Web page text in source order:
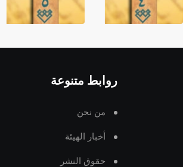
روابط متنوعة
من نحن
أخبار الهيئة
حقوق النشر